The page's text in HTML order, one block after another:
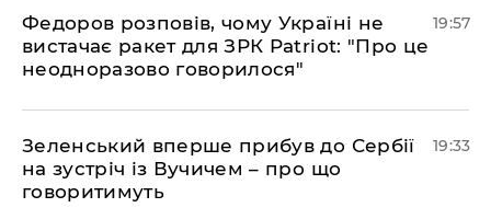
​Федоров розповів, чому Україні не
вистачає ракет для ЗРК Patriot: "Про це
неодноразово говорилося"
19:57
​Зеленський вперше прибув до Сербії
на зустріч із Вучичем – про що
говоритимуть
19:33